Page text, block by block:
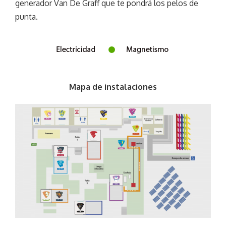
generador Van De Graff que te pondrá los pelos de
punta.
Mapa de instalaciones